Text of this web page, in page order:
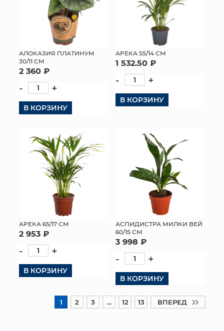
АЛОКАЗИЯ ПЛАТИНУМ
30/11 СМ
2 360 ₽
- +
В КОРЗИНУ
АРЕКА 55/14 СМ
1 532.50 ₽
- +
В КОРЗИНУ
АРЕКА 65/17 СМ
2 953 ₽
- +
В КОРЗИНУ
АСПИДИСТРА МИЛКИ ВЕЙ
60/15 СМ
3 998 ₽
- +
В КОРЗИНУ
1 2 3 ... 12 13 ВПЕРЕД